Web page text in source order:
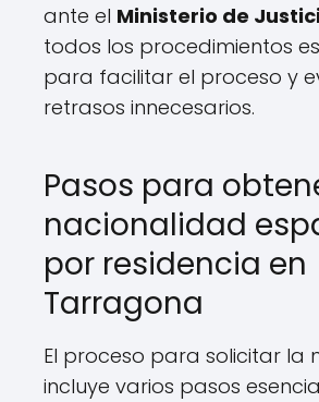
ante el Ministerio de
todos los procedimientos
para facilitar el proceso y
retrasos innecesarios.
Pasos para
nacionalidad
por residencia en
Tarragona
El proceso para solicitar la
incluye varios pasos